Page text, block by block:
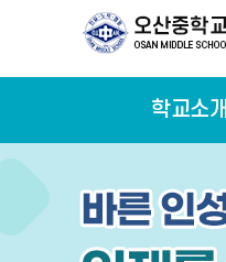
학교소개